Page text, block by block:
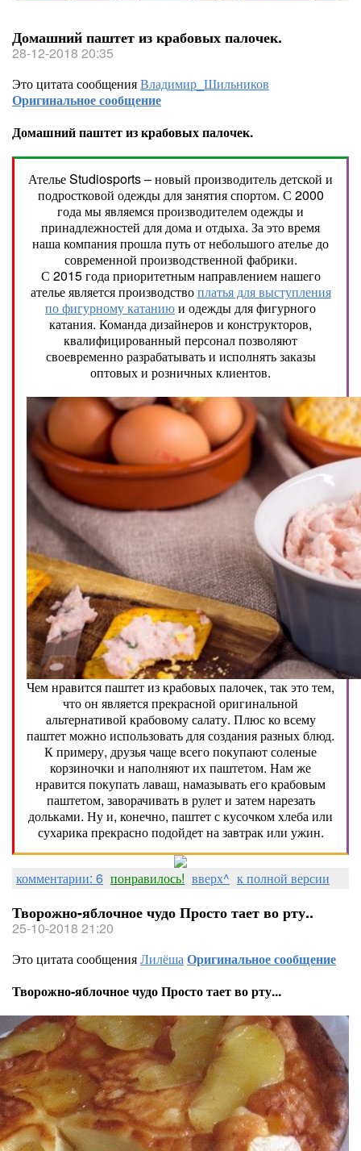
Домашний паштет из крабовых палочек.
28-12-2018 20:35
Это цитата сообщенияВладимир_Шильников
Оригинальное сообщение
Домашний паштет из крабовых палочек.
Ателье Studiosports – новый производитель детской и
подростковой одежды для занятия спортом. С 2000
года мы являемся производителем одежды и
принадлежностей для дома и отдыха. За это время
наша компания прошла путь от небольшого ателье до
современной производственной фабрики.
С 2015 года приоритетным направлением нашего
ателье является производствоплатья для выступления
по фигурному катаниюи одежды для фигурного
катания. Команда дизайнеров и конструкторов,
квалифицированный персонал позволяют
своевременно разрабатывать и исполнять заказы
оптовых и розничных клиентов.
Чем нравится паштет из крабовых палочек, так это тем,
что он является прекрасной оригинальной
альтернативой крабовому салату. Плюс ко всему
паштет можно использовать для создания разных блюд.
К примеру, друзья чаще всего покупают соленые
корзиночки и наполняют их паштетом. Нам же
нравится покупать лаваш, намазывать его крабовым
паштетом, заворачивать в рулет и затем нарезать
дольками. Ну и, конечно, паштет с кусочком хлеба или
сухарика прекрасно подойдет на завтрак или ужин.
комментарии: 6 понравилось! вверх^ к полной версии
Творожно-яблочное чудо Просто тает во рту..
25-10-2018 21:20
Это цитата сообщенияЛилёшаОригинальное сообщение
Творожно-яблочное чудо Просто тает во рту...